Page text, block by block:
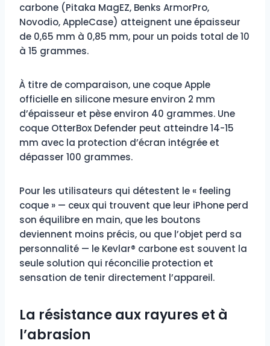
carbone (Pitaka MagEZ, Benks ArmorPro,
Novodio, AppleCase) atteignent une épaisseur
de 0,65 mm à 0,85 mm, pour un poids total de 10
à 15 grammes.
À titre de comparaison, une coque Apple
officielle en silicone mesure environ 2 mm
d’épaisseur et pèse environ 40 grammes. Une
coque OtterBox Defender peut atteindre 14-15
mm avec la protection d’écran intégrée et
dépasser 100 grammes.
Pour les utilisateurs qui détestent le « feeling
coque » — ceux qui trouvent que leur iPhone perd
son équilibre en main, que les boutons
deviennent moins précis, ou que l’objet perd sa
personnalité — le Kevlar® carbone est souvent la
seule solution qui réconcilie protection et
sensation de tenir directement l’appareil.
La résistance aux rayures et à
l’abrasion